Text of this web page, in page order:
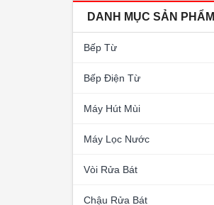
DANH MỤC SẢN PHẨM
Bếp Từ
Bếp Điện Từ
Máy Hút Mùi
Máy Lọc Nước
Vòi Rửa Bát
Chậu Rửa Bát